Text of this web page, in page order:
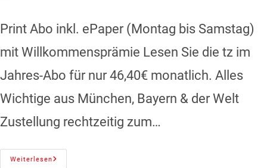
Print Abo inkl. ePaper (Montag bis Samstag)
mit Willkommensprämie Lesen Sie die tz im
Jahres-Abo für nur 46,40€ monatlich. Alles
Wichtige aus München, Bayern & der Welt
Zustellung rechtzeitig zum…
Weiterlesen